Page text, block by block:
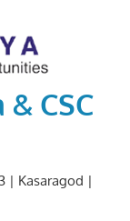
CSC
| Kasaragod |